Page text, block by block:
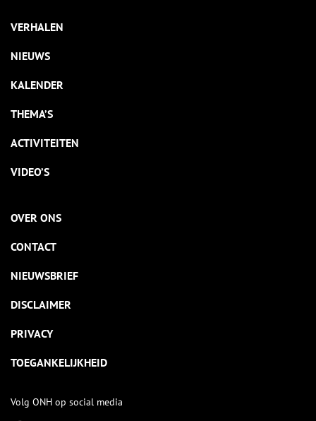
VERHALEN
NIEUWS
KALENDER
THEMA’S
ACTIVITEITEN
VIDEO’S
OVER ONS
CONTACT
NIEUWSBRIEF
DISCLAIMER
PRIVACY
TOEGANKELIJKHEID
Volg ONH op social media